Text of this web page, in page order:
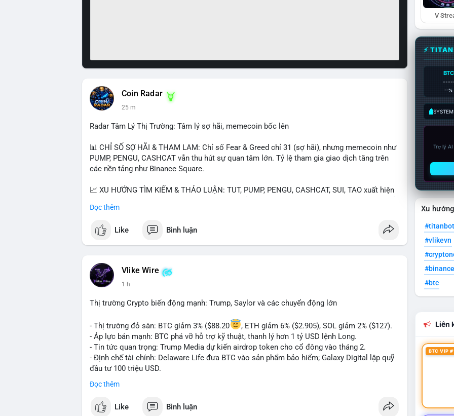
Coin Radar
25 m
Radar Tâm Lý Thị Trường: Tâm lý sợ hãi, memecoin bốc lên
📊 CHỈ SỐ SỢ HÃI & THAM LAM: Chỉ số Fear & Greed chỉ 31 (sợ hãi), nhưng memecoin như
PUMP, PENGU, CASHCAT vẫn thu hút sự quan tâm lớn. Tỷ lệ tham gia giao dịch tăng trên
các nền tảng như Binance Square.
📈 XU HƯỚNG TÌM KIẾM & THẢO LUẬN: TUT, PUMP, PENGU, CASHCAT, SUI, TAO xuất hiện
đề hấp dẫn. Bàn tán về SPCX và SAGA cũng hấp dẫn.
💬 DÒNG CHẢY TIN TỨC & TRUYỀN THÔNG: Bàn tán về "long SAGA", "short SPCX", và "đã
ngồi ăn ở khách sạn 5*" (từ bài đăng Binance Square). Tin tức về BIP-110 Bitcoin và SKR
💡 NHẬN ĐỊNH & KHUYẾN NGHỊ: Tâm lý thị trường phân cực. Sợ hãi do chỉ số thấp nhưng
xu hướng memecoin và tin tức tích cực (BTC ETF, SKR) tạo áp lực lên giá. Rủi ro từ các đề
nhân.
📊 Nguồn: Radar Tâm Lý Thị Trường
Đọc thêm
Like Bình luận
Vlike Wire
1 h
Thị trường Crypto biến động mạnh: Trump, Saylor và các chuyển động lớn
- Thị trường đỏ sàn: BTC giảm 3% ($88.20
, ETH giảm 6% ($2.905), SOL giảm 2% ($127).
- Áp lực bán mạnh: BTC phá vỡ hỗ trợ kỹ thuật, thanh lý hơn 1 tỷ USD lệnh Long.
- Tin tức quan trọng: Trump Media dự kiến airdrop token cho cổ đông vào tháng 2.
- Định chế tài chính: Delaware Life đưa BTC vào sản phẩm bảo hiểm; Galaxy Digital lập quỹ
đầu tư 100 triệu USD.
- Pháp lý: CEO Coinbase thúc đẩy khung pháp lý tại Davos; Bồ Đào Nha chặn Polymarket.
#binancesquare #cryptonews
Đọc thêm
Like Bình luận
V
⚡
BTC
--%
Trợ lý
Xu
#titanbot
#vlikevn
#btc
Liên
BTC VIP